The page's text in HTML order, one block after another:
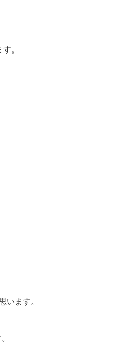
。
います。